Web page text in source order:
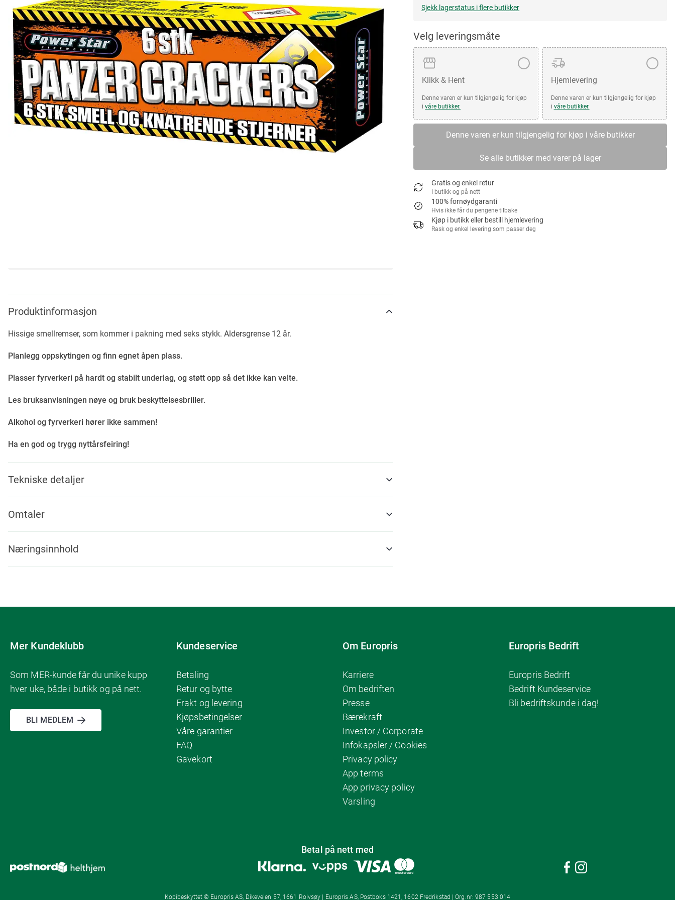
Sjekk lagerstatus i flere butikker
Velg leveringsmåte
Klikk & Hent
Denne varen er kun tilgjengelig for kjøp
ivåre butikker.
Hjemlevering
Denne varen er kun tilgjengelig for kjøp
i våre butikker.
Denne varen er kun tilgjengelig for kjøp i våre butikker
Se alle butikker med varer på lager
Gratis og enkel retur
I butikk og på nett
100% fornøydgaranti
Hvis ikke får du pengene tilbake
Kjøp i butikk eller bestill hjemlevering
Rask og enkel levering som passer deg
the
beginning
the
images
gallery
Produktinformasjon
Hissige smellremser, som kommer i pakning med seks stykk. Aldersgrense 12 år.
Planlegg oppskytingen og finn egnet åpen plass.
Plasser fyrverkeri på hardt og stabilt underlag, og støtt opp så det ikke kan velte.
Les bruksanvisningen nøye og bruk beskyttelsesbriller.
Alkohol og fyrverkeri hører ikke sammen!
Ha en god og trygg nyttårsfeiring!
Tekniske detaljer
Omtaler
Næringsinnhold
Mer Kundeklubb
Som MER-kunde får du unike kupp
hver uke, både i butikk og på nett.
BLI MEDLEM
Kundeservice
Betaling
Retur og bytte
Frakt og levering
Kjøpsbetingelser
Våre garantier
FAQ
Gavekort
Om Europris
Karriere
Om bedriften
Presse
Bærekraft
Investor / Corporate
Infokapsler / Cookies
Privacy policy
App terms
App privacy policy
Varsling
Europris Bedrift
Europris Bedrift
Bedrift Kundeservice
Bli bedriftskunde i dag!
Betal på nett med
Kopibeskyttet © Europris AS, Dikeveien 57, 1661 Rolvsøy | Europris AS, Postboks 1421, 1602 Fredrikstad | Org.nr: 987 553 014